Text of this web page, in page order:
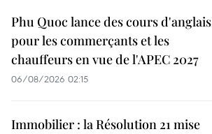
Phu Quoc lance des cours d'anglais
pour les commerçants et les
chauffeurs en vue de l'APEC 2027
06/08/2026 02:15
Immobilier : la Résolution 21 mise